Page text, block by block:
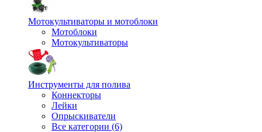
Мотокультиваторы и мотоблоки
Мотоблоки
Мотокультиваторы
Инструменты для полива
Коннекторы
Лейки
Опрыскиватели
Все категории (6)